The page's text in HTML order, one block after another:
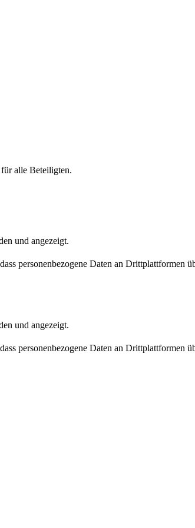
alle Beteiligten.
und angezeigt.
personenbezogene Daten an Drittplattformen
und angezeigt.
personenbezogene Daten an Drittplattformen